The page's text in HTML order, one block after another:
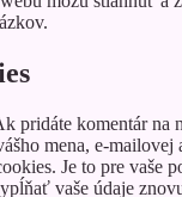
pridáte komentár na
mena, e-mailovej
Je to pre vaše
vaše údaje